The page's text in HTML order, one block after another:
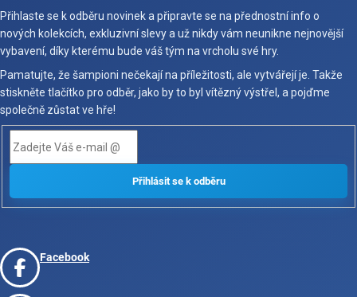
Přihlaste se k odběru novinek a připravte se na přednostní info o
nových kolekcích, exkluzivní slevy a už nikdy vám neunikne nejnovější
vybavení, díky kterému bude váš tým na vrcholu své hry.
Pamatujte, že šampioni nečekají na příležitosti, ale vytvářejí je. Takže
stiskněte tlačítko pro odběr, jako by to byl vítězný výstřel, a pojďme
společně zůstat ve hře!
Facebook